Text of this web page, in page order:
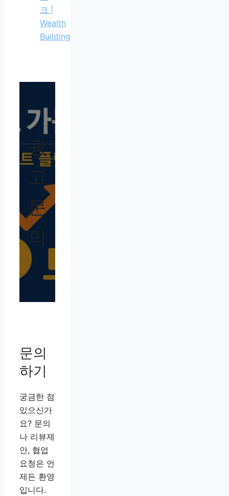
크 |
Wealth
Building
광
고
문
의
문의
하기
궁금한 점
있으신가
요? 문의
나 리뷰제
안, 협업
요청은 언
제든 환영
입니다.